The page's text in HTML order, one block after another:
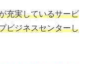
充実しているサービ
ビジネスセンターし